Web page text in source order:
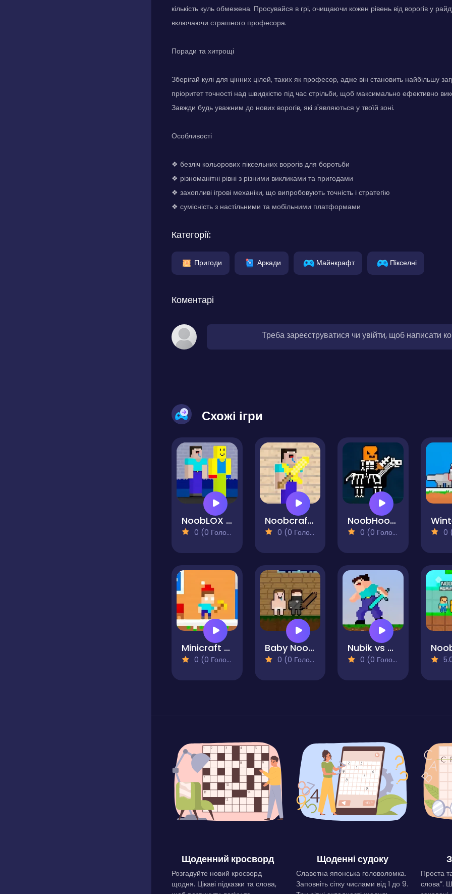
кількість куль обмежена. Просувайся в грі, очищаючи кожен рівень від ворогів у
включаючи страшного професора.
Поради та хитрощі
Зберігай кулі для цінних цілей, таких як професор, адже він становить найбільшу
пріоритет точності над швидкістю під час стрільби, щоб максимально ефективно
Завжди будь уважним до нових ворогів, які з'являються у твоїй зоні.
Особливості
❖ безліч кольорових піксельних ворогів для боротьби
❖ різноманітні рівні з різними викликами та пригодами
❖ захопливі ігрові механіки, що випробовують точність і стратегію
❖ сумісність з настільними та мобільними платформами
Категорії:
Пригоди Аркади Майнкрафт Пікселні
Коментарі
Треба зареєструватися чи увійти, щоб написати
Схожі ігри
NoobLOX Rainbow Friends
0 (0 Голосів)
Noobcraft House Escape
0 (0 Голосів)
NoobHood HalloweenCraft
0 (0 Голосів) 0
Minicraft Winterblock
0 (0 Голосів)
Baby Noob vs Heroman 2 Player
0 (0 Голосів)
Nubik vs Herobrin's Army
0 (0 Голосів) 5.0
Щоденний кросворд
Розгадуйте новий кросворд
щодня. Цікаві підказки та слова,
Щоденні судоку
Славетна японська головоломка.
Заповніть сітку числами від 1 до 9.
Проста
слова”.